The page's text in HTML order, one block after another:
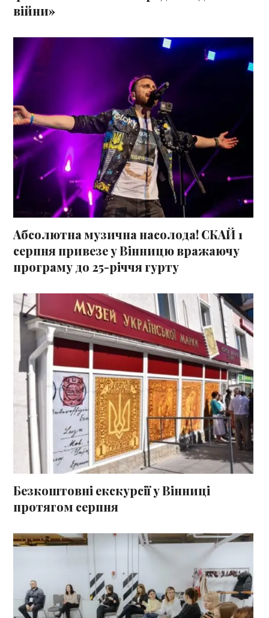
війни»
Абсолютна музична насолода! СКАЙ 1
серпня привезе у Вінницю вражаючу
програму до 25-річчя гурту
Безкоштовні екскурсії у Вінниці
протягом серпня